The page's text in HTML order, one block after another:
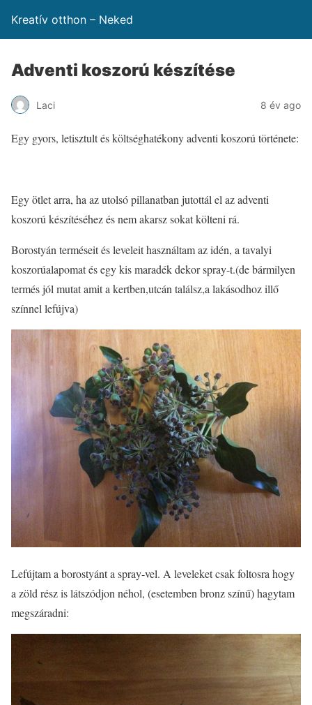
Kreatív otthon – Neked
Adventi koszorú készítése
Laci 8 év ago
Egy gyors, letisztult és költséghatékony adventi koszorú története:
Egy ötlet arra, ha az utolsó pillanatban jutottál el az adventi
koszorú készítéséhez és nem akarsz sokat költeni rá.
Borostyán terméseit és leveleit használtam az idén, a tavalyi
koszorúalapomat és egy kis maradék dekor spray-t.(de bármilyen
termés jól mutat amit a kertben,utcán találsz,a lakásodhoz illő
színnel lefújva)
Lefújtam a borostyánt a spray-vel. A leveleket csak foltosra hogy
a zöld rész is látszódjon néhol, (esetemben bronz színű) hagytam
megszáradni: